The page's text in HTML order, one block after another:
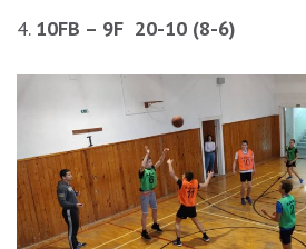
4. 10FB – 9F 20-10 (8-6)